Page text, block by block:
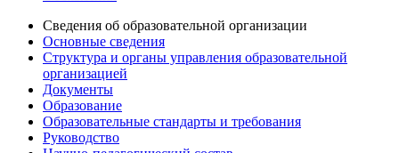
Сведения об образовательной организации
Основные сведения
Структура и органы управления образовательной
организацией
Документы
Образование
Образовательные стандарты и требования
Руководство